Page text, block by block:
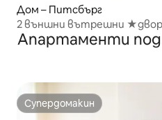
Дом – Питсбърг
2 външни вътрешни
подходящи за ★деца,
Апартаменти
Супердомакин
Супердомакин